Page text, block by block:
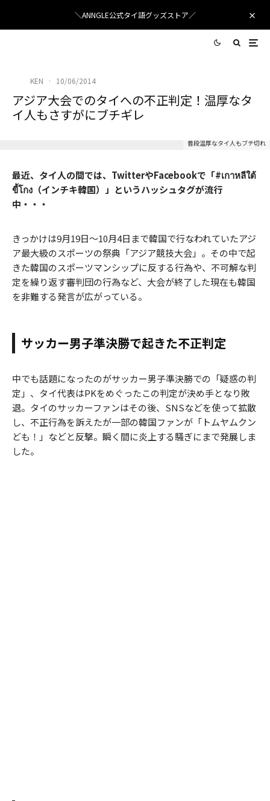
＼ANNGLE公式タイ語グッズストア／
KEN · 10/06/2014
アジア大会でのタイへの不正判定！温厚なタ
イ人もさすがにブチギレ
普段温厚なタイ人もブチ切れ
最近、タイ人の間では、TwitterやFacebookで「#เกาหลีใต้
ขี้โกง（インチキ韓国）」というハッシュタグが流行
中・・・
きっかけは9月19日〜10月4日まで韓国で行なわれていたアジ
ア最大級のスポーツの祭典「アジア競技大会」。その中で起
きた韓国のスポーツマンシップに反する行為や、不可解な判
定を繰り返す審判団の行為など、大会が終了した現在も韓国
を非難する発言が広がっている。
サッカー男子準決勝で起きた不正判定
中でも話題になったのがサッカー男子準決勝での「疑惑の判
定」、タイ代表はPKをめぐったこの判定が決め手となり敗
退。タイのサッカーファンはその後、SNSなどを使って拡散
し、不正行為を訴えたが一部の韓国ファンが「トムヤムクン
ども！」などと反撃。瞬く間に炎上する騒ぎにまで発展しま
した。